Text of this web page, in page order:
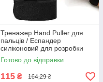
Тренажер Hand Puller для
пальців / Еспандер
силіконовий для розробки
пальців руки
Готово до відправки
115 ₴ 164,29 ₴